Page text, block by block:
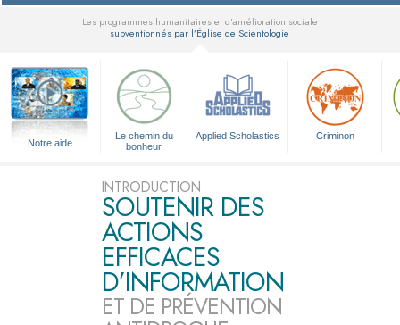
Les programmes humanitaires et d’amélioration sociale
subventionnés par l’Église de Scientologie
Notre aide
Le chemin du
bonheur
Applied Scholastics Criminon
INTRODUCTION
SOUTENIR DES
ACTIONS
EFFICACES
D’INFORMATION
ET DE PRÉVENTION